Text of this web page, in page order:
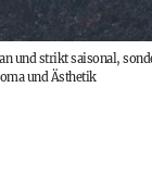
und strikt saisonal,
und Ästhetik